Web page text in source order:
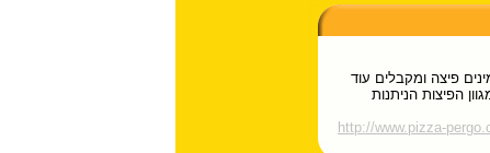
פיצה ומקבלים עוד
הפיצות הניתנות
http://www.pizza-